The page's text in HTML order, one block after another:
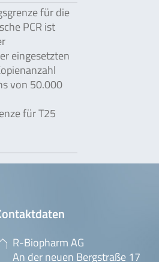
für die
PCR ist
eingesetzten
von 50.000
für T25
R-Biopharm AG
An der neuen Bergstraße 17